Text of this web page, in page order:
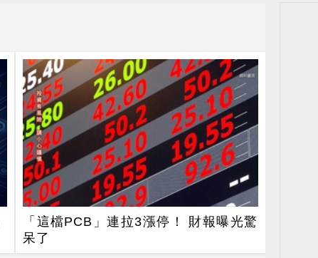
「這檔PCB」連拉3漲停！ 財報曝光驚
呆了